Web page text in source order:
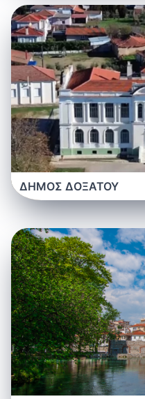
ΔΗΜΟΣ ΔΟΞΑΤΟΥ